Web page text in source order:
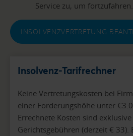
Service zu, um fortzufahren.
INSOLVENZVERTRETUNG
Insolvenz-Tarifrechner
Keine Vertretungskosten bei
einer Forderungshöhe unter
Errechnete Kosten sind
Gerichtsgebühren (derzeit € 33).